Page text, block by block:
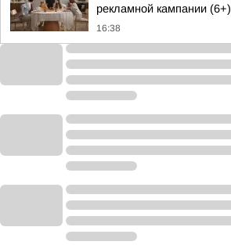
рекламной кампании (6+)
16:38